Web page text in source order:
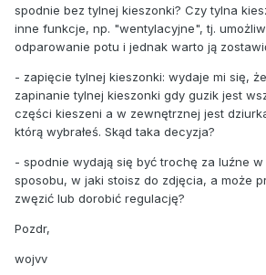
spodnie bez tylnej kieszonki? Czy tylna
inne funkcje, np. "wentylacyjne", tj.
odparowanie potu i jednak warto ją
- zapięcie tylnej kieszonki: wydaje mi się,
zapinanie tylnej kieszonki gdy guzik jest
części kieszeni a w zewnętrznej jest
którą wybrałeś. Skąd taka decyzja?
- spodnie wydają się być trochę za luźne
sposobu, w jaki stoisz do zdjęcia, a może
zwęzić lub dorobić regulację?
Pozdr,
wojvv